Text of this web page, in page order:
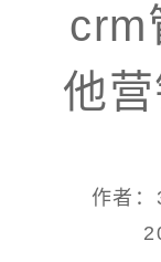
crm
他
作者